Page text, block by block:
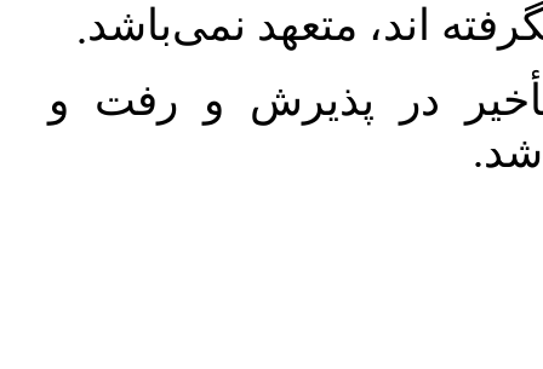
اند، متعهد نمی‌باشد.
در پذیرش و رفت و
شد.